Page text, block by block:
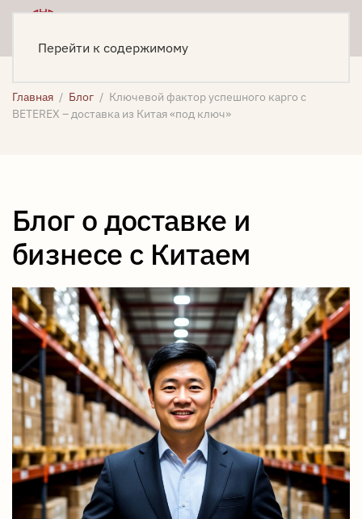
Перейти к содержимому
Главная Блог
Ключевой фактор успешного карго с
BETEREX – доставка из Китая «под ключ»
Блог о доставке и
бизнесе с Китаем